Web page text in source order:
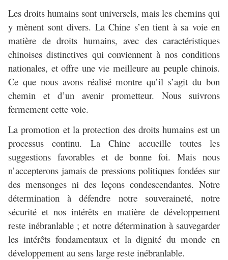
Les droits humains sont universels, mais les chemins qui
y mènent sont divers. La Chine s’en tient à sa voie en
matière de droits humains, avec des caractéristiques
chinoises distinctives qui conviennent à nos conditions
nationales, et offre une vie meilleure au peuple chinois.
Ce que nous avons réalisé montre qu’il s’agit du bon
chemin et d’un avenir prometteur. Nous suivrons
fermement cette voie.
La promotion et la protection des droits humains est un
processus continu. La Chine accueille toutes les
suggestions favorables et de bonne foi. Mais nous
n’accepterons jamais de pressions politiques fondées sur
des mensonges ni des leçons condescendantes. Notre
détermination à défendre notre souveraineté, notre
sécurité et nos intérêts en matière de développement
reste inébranlable ; et notre détermination à sauvegarder
les intérêts fondamentaux et la dignité du monde en
développement au sens large reste inébranlable.